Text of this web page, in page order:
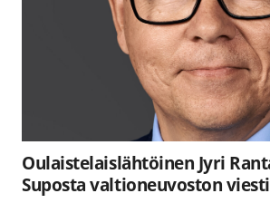
Oulaistelaislähtöinen Jyri
Suposta valtioneuvoston